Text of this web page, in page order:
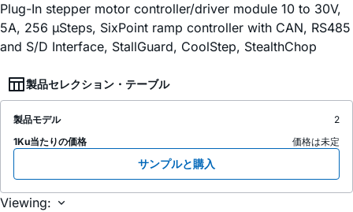
Plug-In stepper motor controller/driver module 10 to 30V,
5A, 256 µSteps, SixPoint ramp controller with CAN, RS485
and S/D Interface, StallGuard, CoolStep, StealthChop
製品セレクション・テーブル
製品モデル
2
1Ku当たりの価格
価格は未定
サンプルと購入
Viewing: